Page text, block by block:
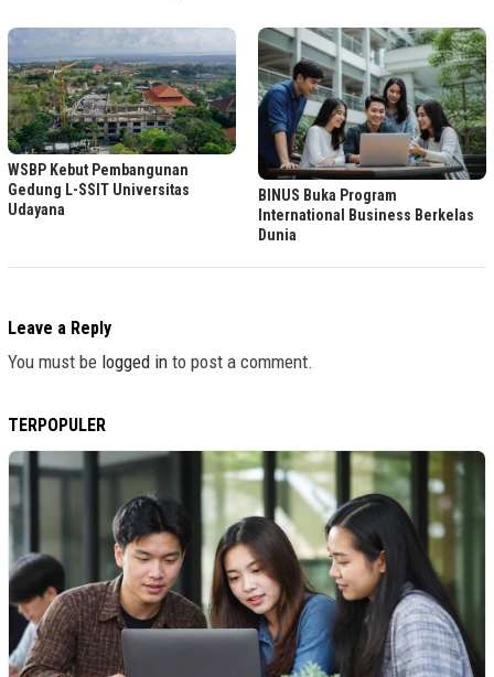
WSBP Kebut Pembangunan
Gedung L-SSIT Universitas
Udayana
BINUS Buka Program
International Business Berkelas
Dunia
Leave a Reply
You must be logged in to post a comment.
TERPOPULER